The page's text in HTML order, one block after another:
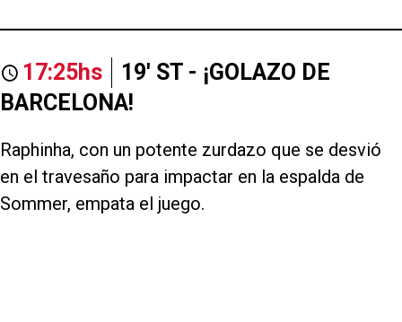
17:25hs
19' ST - ¡GOLAZO DE
BARCELONA!
Raphinha, con un potente zurdazo que se desvió
en el travesaño para impactar en la espalda de
Sommer, empata el juego.